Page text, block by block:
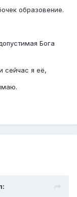
образовение.
Бога
сейчас я её,